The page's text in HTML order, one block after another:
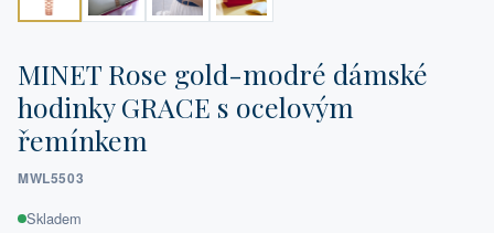
MINET Rose gold-modré dámské
hodinky GRACE s ocelovým
řemínkem
MWL5503
Skladem